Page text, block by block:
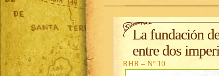
La fundación
entre dos
RHR – Nº 10